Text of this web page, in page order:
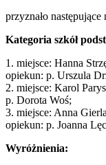
przyznało
Kategoria szkół
1. miejsce: Hanna
opiekun: p. Urszula
2. miejsce: Karol
p. Dorota Woś;
3. miejsce: Anna
opiekun: p. Joanna
Wyróżnienia: